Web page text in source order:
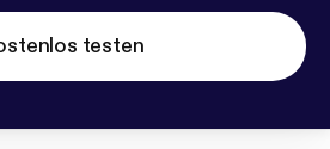
testen